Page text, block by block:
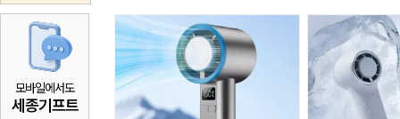
모바일에서도
세종기프트